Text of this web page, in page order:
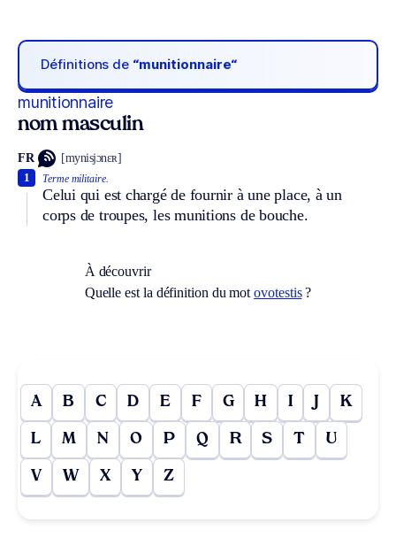
Définitions de “munitionnaire“
munitionnaire
nom masculin
FR [mynisjɔnɛʀ]
Terme militaire.
Celui qui est chargé de fournir à une place, à un
corps de troupes, les munitions de bouche.
1
À découvrir
Quelle est la définition du motovotestis?
A B C D E F G H I J K
L M N O P Q R S T U
V W X Y Z